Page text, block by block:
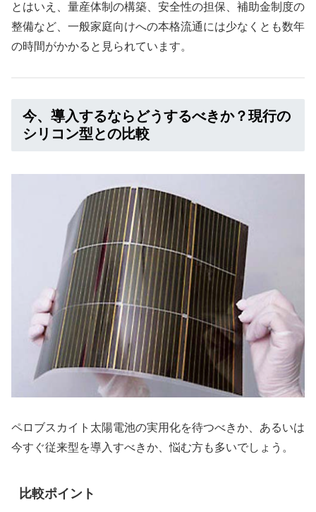
とはいえ、量産体制の構築、安全性の担保、補助金制度の
整備など、一般家庭向けへの本格流通には少なくとも数年
の時間がかかると見られています。
今、導入するならどうするべきか？現行の
シリコン型との比較
ペロブスカイト太陽電池の実用化を待つべきか、あるいは
今すぐ従来型を導入すべきか、悩む方も多いでしょう。
比較ポイント